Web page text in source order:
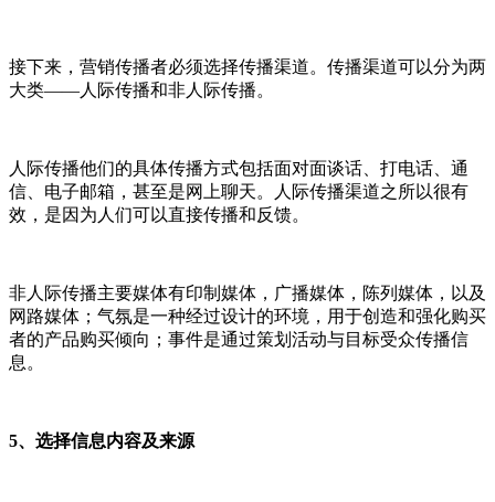
接下来，营销传播者必须选择传播渠道。传播渠道可以分为两
大类——人际传播和非人际传播。
人际传播他们的具体传播方式包括面对面谈话、打电话、通
信、电子邮箱，甚至是网上聊天。人际传播渠道之所以很有
效，是因为人们可以直接传播和反馈。
非人际传播主要媒体有印制媒体，广播媒体，陈列媒体，以及
网路媒体；气氛是一种经过设计的环境，用于创造和强化购买
者的产品购买倾向；事件是通过策划活动与目标受众传播信
息。
5、选择信息内容及来源